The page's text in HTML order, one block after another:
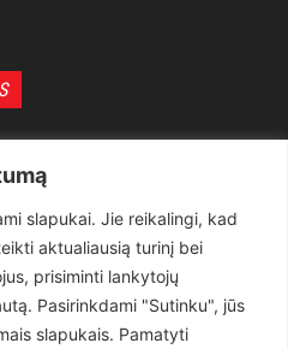
slapukai. Jie reikalingi, kad
aktualiausią turinį bei
prisiminti lankytojų
Pasirinkdami "Sutinku", jūs
slapukais. Pamatyti
1497
619